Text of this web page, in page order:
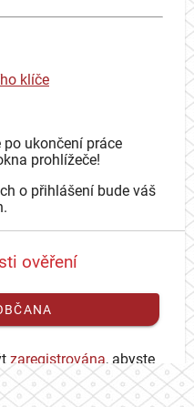
klíče
ukončení práce
prohlížeče!
o přihlášení bude váš
ověření
zaregistrována, abyste
účtu.